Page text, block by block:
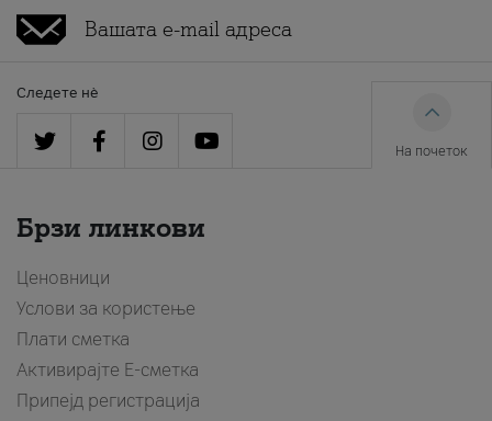
Следете нè
На почеток
Брзи линкови
Ценовници
Услови за користење
Плати сметка
Активирајте Е-сметка
Припејд регистрација